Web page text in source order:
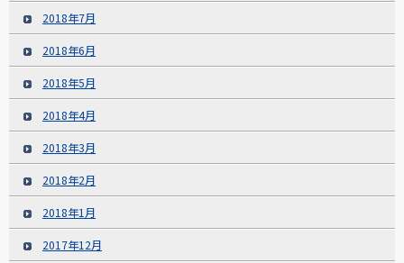
2018年7月
2018年6月
2018年5月
2018年4月
2018年3月
2018年2月
2018年1月
2017年12月